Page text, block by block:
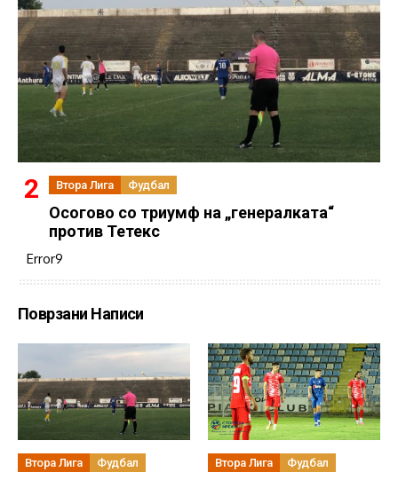
Втора Лига Фудбал
Осогово со триумф на „генералката“
против Тетекс
Error9
Поврзани Написи
Втора Лига Фудбал Втора Лига Фудбал